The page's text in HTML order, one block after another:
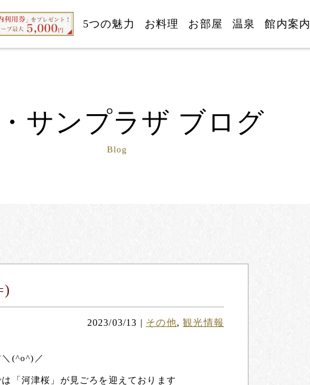
5つの魅力 お料理 お部屋 温泉 館内案内
サンプラザ ブログ
Blog
2023/03/13 | その他,観光情報
(^o^)／
「河津桜」が見ごろを迎えております